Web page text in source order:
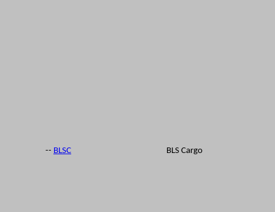
-- BLSC BLS Cargo